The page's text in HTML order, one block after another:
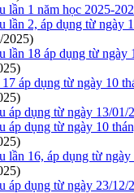
lần 1 năm học 2025-
lần 2, áp dụng từ ngày
2025)
lần 18 áp dụng từ ngày
áp dụng từ ngày 10
áp dụng từ ngày 13/01/
áp dụng từ ngày 10
lần 16, áp dụng từ ngày
áp dụng từ ngày 23/12/